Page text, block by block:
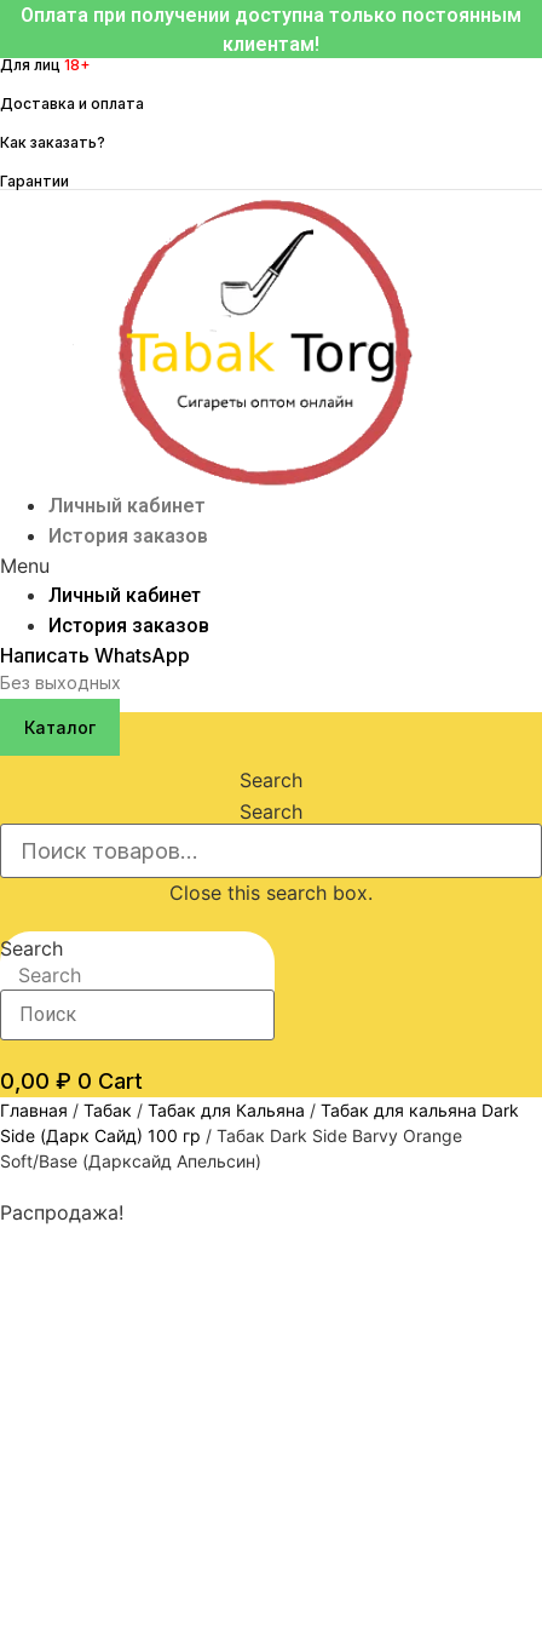
Перейти
содержимому
Оплата при получении доступна только постоянным
клиентам!
Для лиц 18+
Доставка и оплата
Как заказать?
Гарантии
Личный кабинет
История заказов
Menu
Личный кабинет
История заказов
Написать WhatsApp
Без выходных
Каталог
Search
Search
Close this search box.
Search
Search
0,00 ₽ 0 Cart
Главная / Табак / Табак для Кальяна / Табак для кальяна Dark
Side (Дарк Сайд) 100 гр / Табак Dark Side Barvy Orange
Soft/Base (Дарксайд Апельсин)
Распродажа!